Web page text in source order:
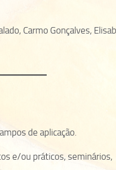
Carmo Gonçalves,
de aplicação.
e/ou práticos, seminários,